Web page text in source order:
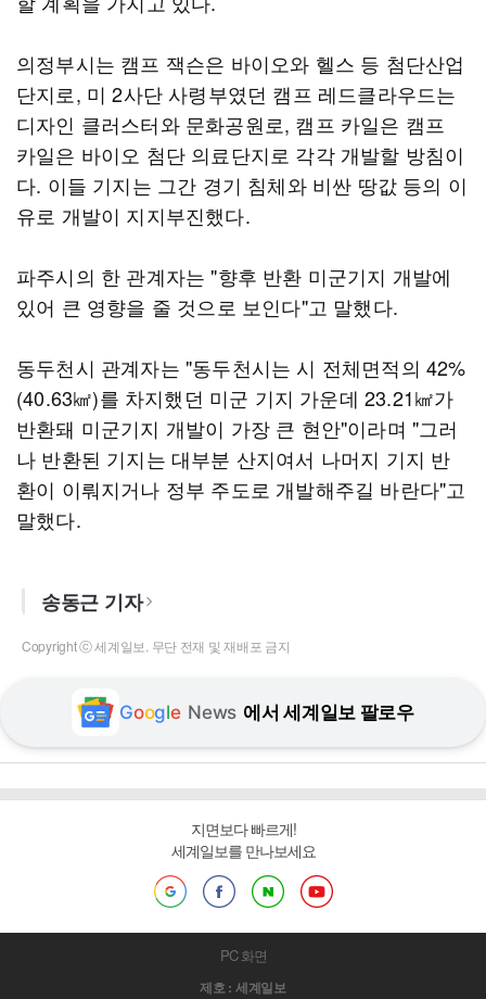
의정부시는 캠프 잭슨은 바이오와 헬스 등 첨단산업
단지로, 미 2사단 사령부였던 캠프 레드클라우드는
디자인 클러스터와 문화공원로, 캠프 카일은 캠프
카일은 바이오 첨단 의료단지로 각각 개발할 방침이
다. 이들 기지는 그간 경기 침체와 비싼 땅값 등의 이
유로 개발이 지지부진했다.
파주시의 한 관계자는 "향후 반환 미군기지 개발에
있어 큰 영향을 줄 것으로 보인다"고 말했다.
동두천시 관계자는 "동두천시는 시 전체면적의 42%
(40.63㎢)를 차지했던 미군 기지 가운데 23.21㎢가
반환돼 미군기지 개발이 가장 큰 현안"이라며 "그러
나 반환된 기지는 대부분 산지여서 나머지 기지 반
환이 이뤄지거나 정부 주도로 개발해주길 바란다"고
말했다.
송동근 기자
Copyright ⓒ 세계일보. 무단 전재 및 재배포 금지
Google News 에서 세계일보 팔로우
지면보다 빠르게!
세계일보를 만나보세요
PC 화면
제호 : 세계일보